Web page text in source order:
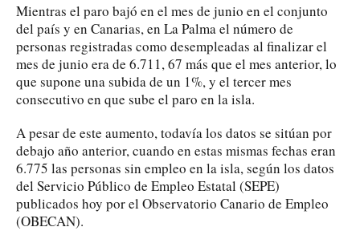
Mientras el paro bajó en el mes de junio en el conjunto
del país y en Canarias, en La Palma el número de
personas registradas como desempleadas al finalizar el
mes de junio era de 6.711, 67 más que el mes anterior, lo
que supone una subida de un 1%, y el tercer mes
consecutivo en que sube el paro en la isla.
A pesar de este aumento, todavía los datos se sitúan por
debajo año anterior, cuando en estas mismas fechas eran
6.775 las personas sin empleo en la isla, según los datos
del Servicio Público de Empleo Estatal (SEPE)
publicados hoy por el Observatorio Canario de Empleo
(OBECAN).